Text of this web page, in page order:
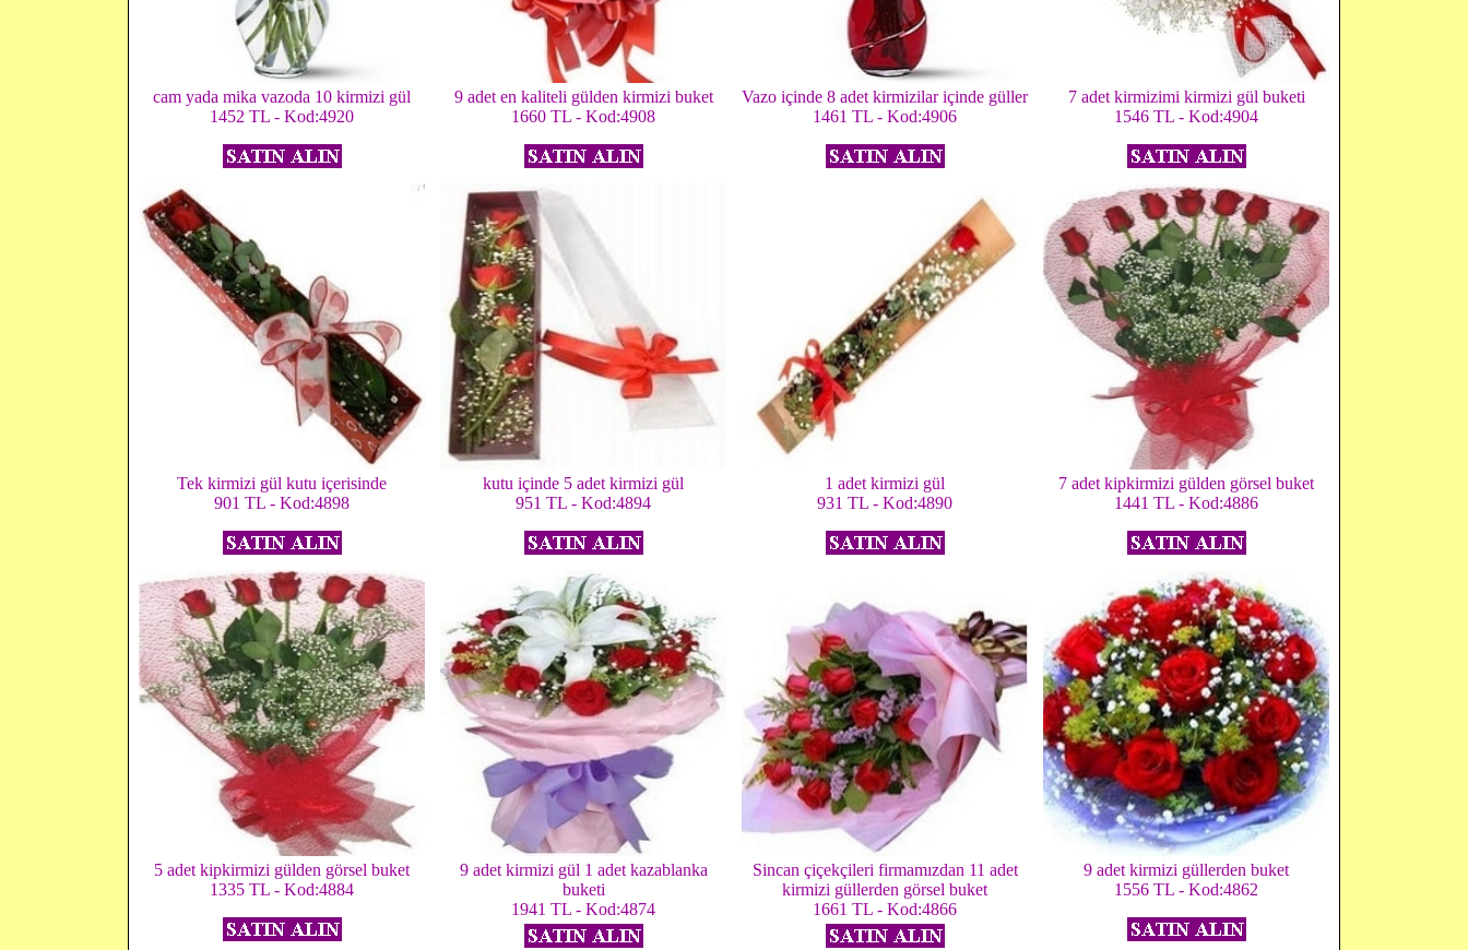
cam yada mika vazoda 10 kirmizi gül
1452 TL - Kod:4920
9 adet en kaliteli gülden kirmizi buket
1660 TL - Kod:4908
Vazo içinde 8 adet kirmizilar içinde güller
1461 TL - Kod:4906
7 adet kirmizimi kirmizi gül buketi
1546 TL - Kod:4904
Tek kirmizi gül kutu içerisinde
901 TL - Kod:4898
kutu içinde 5 adet kirmizi gül
951 TL - Kod:4894
1 adet kirmizi gül
931 TL - Kod:4890
7 adet kipkirmizi gülden görsel buket
1441 TL - Kod:4886
5 adet kipkirmizi gülden görsel buket
1335 TL - Kod:4884
9 adet kirmizi gül 1 adet kazablanka
buketi
1941 TL - Kod:4874
Sincan çiçekçileri firmamızdan 11 adet
kirmizi güllerden görsel buket
1661 TL - Kod:4866
9 adet kirmizi güllerden buket
1556 TL - Kod:4862